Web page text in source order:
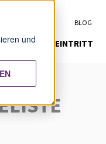
und
BLOG
STÄRKEN EINTRITT